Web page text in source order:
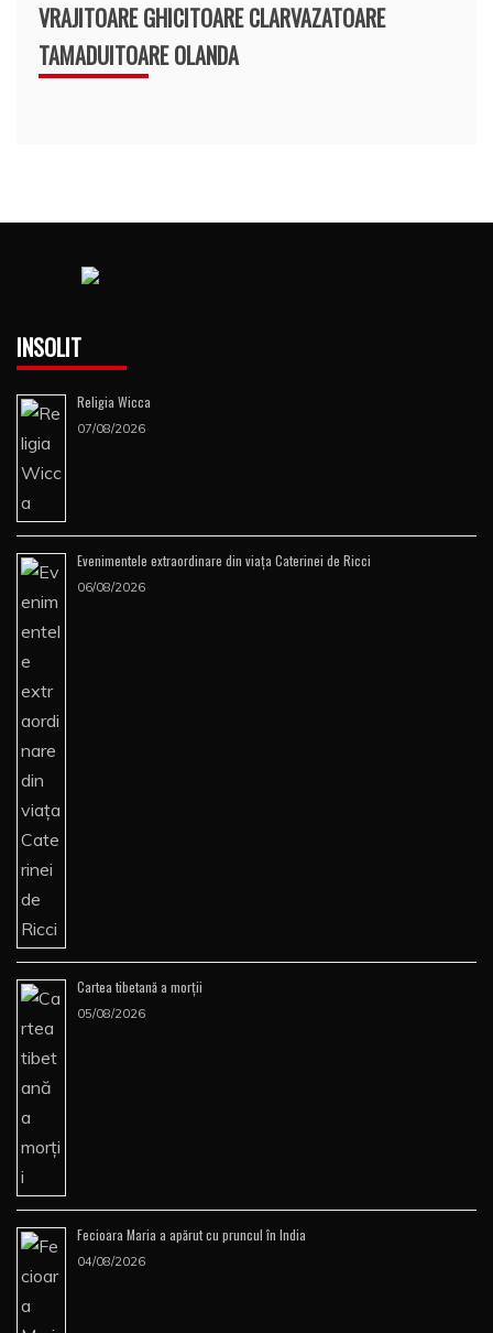
VRAJITOARE GHICITOARE CLARVAZATOARE
TAMADUITOARE OLANDA
INSOLIT
Religia Wicca
07/08/2026
Evenimentele extraordinare din viața Caterinei de Ricci
06/08/2026
Cartea tibetană a morţii
05/08/2026
Fecioara Maria a apărut cu pruncul în India
04/08/2026